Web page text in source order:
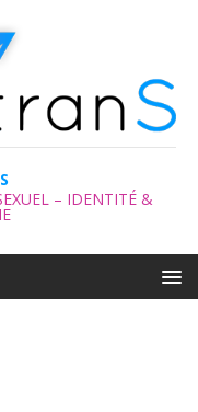
– IDENTITÉ &